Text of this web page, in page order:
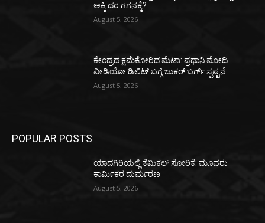
ಅಕ್ಕಿ ದರ ಗಗನಕ್ಕೆ?
August 5, 2026
ಕೇಂದ್ರದ ಕ್ಷಮೆಕೋರಿದ ಮೆಟಾ: ಪ್ರಧಾನಿ ಮೋದಿ
ವೀಡಿಯೋ ಡಿಲಿಟ್ ಬಗ್ಗೆ ಜುಕರ್ ಬರ್ಗ್ ಸ್ಪಷ್ಟನೆ
August 5, 2026
POPULAR POSTS
ಯಾದಗಿರಿಯಲ್ಲಿ ಕೆಮಿಕಲ್ ಸೋರಿಕೆ: ಮೂವರು
ಕಾರ್ಮಿಕರ ದುರ್ಮರಣ
August 5, 2026